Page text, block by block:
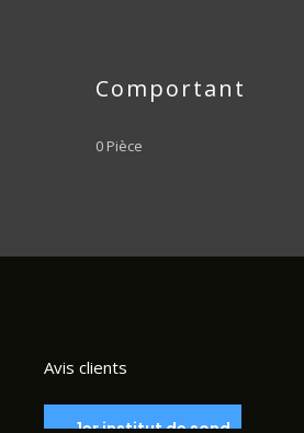
Comportant
0 Pièce
Avis clients